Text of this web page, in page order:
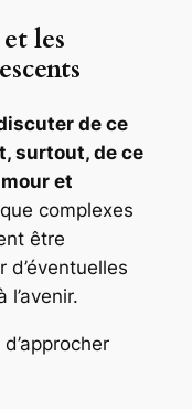
les
de ce
surtout, de ce
et
complexes
être